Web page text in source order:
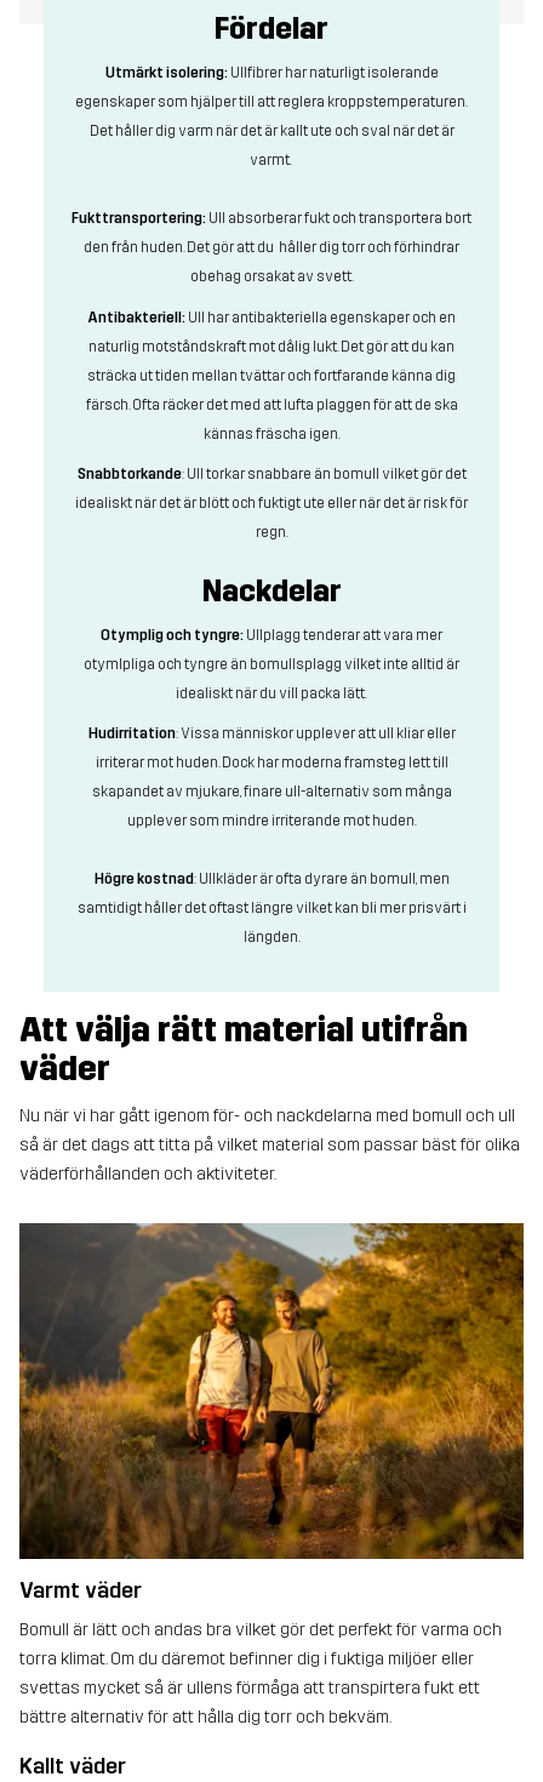
Fördelar
Utmärkt isolering: Ullfibrer har naturligt isolerande
egenskaper som hjälper till att reglera kroppstemperaturen.
Det håller dig varm när det är kallt ute och sval när det är
varmt.
Fukttransportering: Ull absorberar fukt och transportera bort
den från huden. Det gör att du håller dig torr och förhindrar
obehag orsakat av svett.
Antibakteriell: Ull har antibakteriella egenskaper och en
naturlig motståndskraft mot dålig lukt. Det gör att du kan
sträcka ut tiden mellan tvättar och fortfarande känna dig
färsch. Ofta räcker det med att lufta plaggen för att de ska
kännas fräscha igen.
Snabbtorkande: Ull torkar snabbare än bomull vilket gör det
idealiskt när det är blött och fuktigt ute eller när det är risk för
regn.
Nackdelar
Otymplig och tyngre: Ullplagg tenderar att vara mer
otymlpliga och tyngre än bomullsplagg vilket inte alltid är
idealiskt när du vill packa lätt.
Hudirritation: Vissa människor upplever att ull kliar eller
irriterar mot huden. Dock har moderna framsteg lett till
skapandet av mjukare, finare ull-alternativ som många
upplever som mindre irriterande mot huden.
Högre kostnad: Ullkläder är ofta dyrare än bomull, men
samtidigt håller det oftast längre vilket kan bli mer prisvärt i
längden.
Att välja rätt material utifrån
väder
Nu när vi har gått igenom för- och nackdelarna med bomull och ull
så är det dags att titta på vilket material som passar bäst för olika
väderförhållanden och aktiviteter.
Varmt väder
Bomull är lätt och andas bra vilket gör det perfekt för varma och
torra klimat. Om du däremot befinner dig i fuktiga miljöer eller
svettas mycket så är ullens förmåga att transpirtera fukt ett
bättre alternativ för att hålla dig torr och bekväm.
Kallt väder